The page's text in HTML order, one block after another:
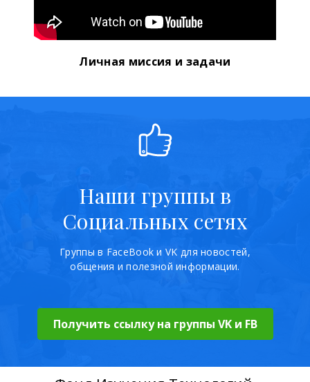
Личная миссия и задачи
Наши группы в
Социальных сетях
Группы в FaceBook и VK для новостей,
общения и полезной информации.
Получить ссылку на группы VK и FB